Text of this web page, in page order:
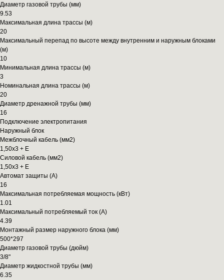
Диаметр газовой трубы (мм)
9.53
Максимальная длина трассы (м)
20
Максимальный перепад по высоте между внутренним и наружным блоками
(м)
10
Минимальная длина трассы (м)
3
Номинальная длина трассы (м)
20
Диаметр дренажной трубы (мм)
16
Подключение электропитания
Наружный блок
Межблочный кабель (мм2)
1,50x3 + E
Силовой кабель (мм2)
1,50x3 + E
Автомат защиты (А)
16
Максимальная потребляемая мощность (кВт)
1.01
Максимальный потребляемый ток (А)
4.39
Монтажный размер наружного блока (мм)
500*297
Диаметр газовой трубы (дюйм)
3/8"
Диаметр жидкостной трубы (мм)
6.35